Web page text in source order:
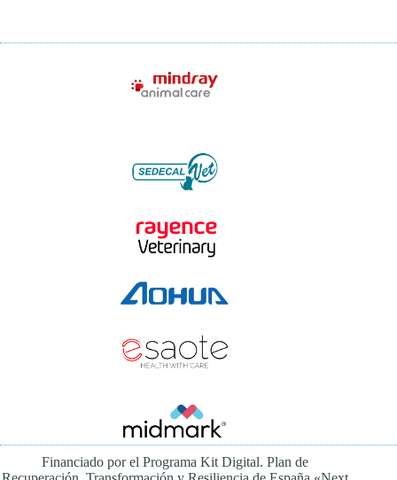
Financiado por el Programa Kit Digital. Plan de